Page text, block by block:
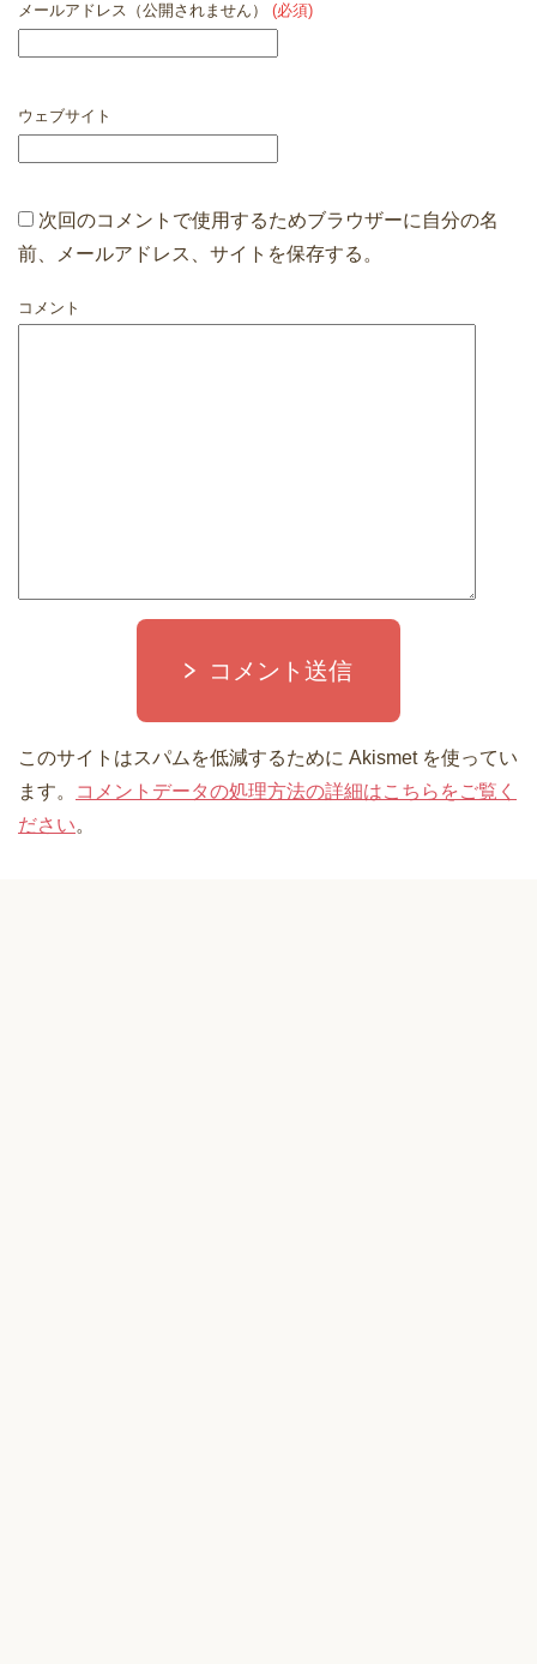
メールアドレス（公開されません） (必須)
ウェブサイト
次回のコメントで使用するためブラウザーに自分の名
前、メールアドレス、サイトを保存する。
コメント
コメント送信
このサイトはスパムを低減するために Akismet を使ってい
ます。
コメントデータの処理方法の詳細はこちらをご覧く
ださい。